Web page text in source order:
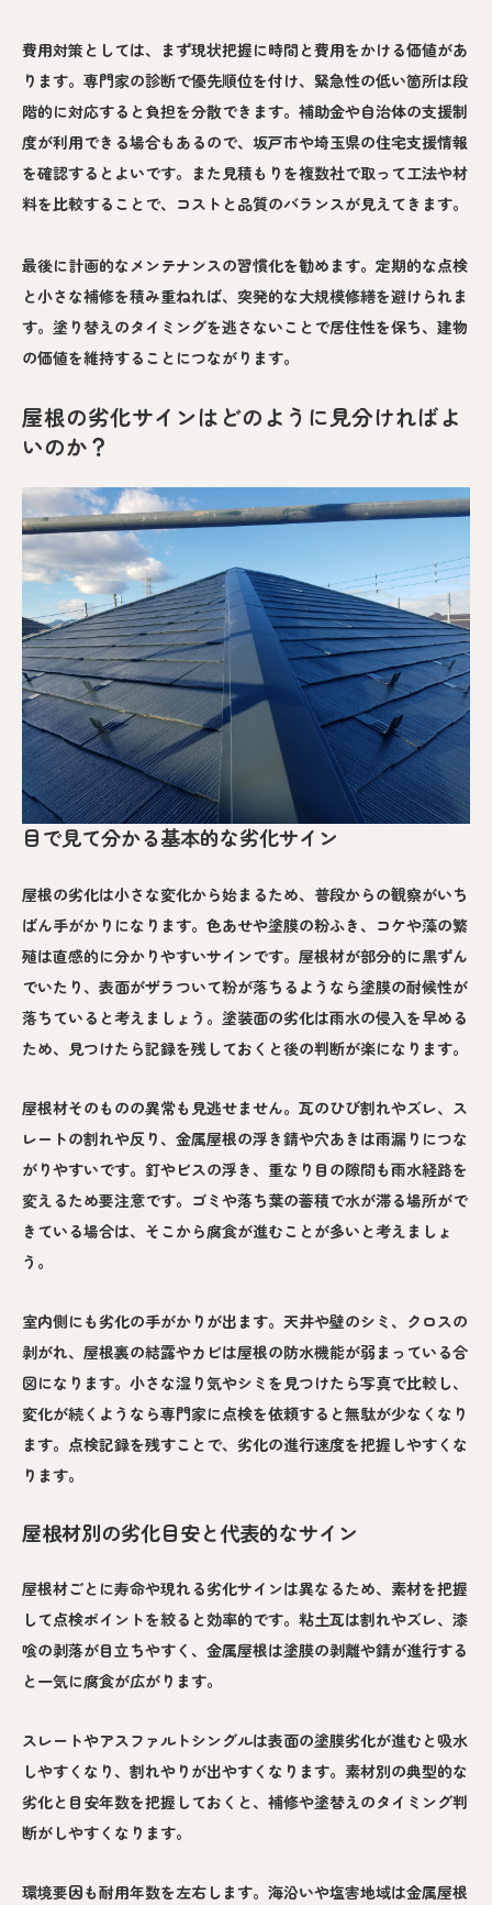
費用対策としては、まず現状把握に時間と費用をかける価値があ
ります。専門家の診断で優先順位を付け、緊急性の低い箇所は段
階的に対応すると負担を分散できます。補助金や自治体の支援制
度が利用できる場合もあるので、坂戸市や埼玉県の住宅支援情報
を確認するとよいです。また見積もりを複数社で取って工法や材
料を比較することで、コストと品質のバランスが見えてきます。
最後に計画的なメンテナンスの習慣化を勧めます。定期的な点検
と小さな補修を積み重ねれば、突発的な大規模修繕を避けられま
す。塗り替えのタイミングを逃さないことで居住性を保ち、建物
の価値を維持することにつながります。
屋根の劣化サインはどのように見分ければよ
いのか？
目で見て分かる基本的な劣化サイン
屋根の劣化は小さな変化から始まるため、普段からの観察がいち
ばん手がかりになります。色あせや塗膜の粉ふき、コケや藻の繁
殖は直感的に分かりやすいサインです。屋根材が部分的に黒ずん
でいたり、表面がザラついて粉が落ちるようなら塗膜の耐候性が
落ちていると考えましょう。塗装面の劣化は雨水の侵入を早める
ため、見つけたら記録を残しておくと後の判断が楽になります。
屋根材そのものの異常も見逃せません。瓦のひび割れやズレ、ス
レートの割れや反り、金属屋根の浮き錆や穴あきは雨漏りにつな
がりやすいです。釘やビスの浮き、重なり目の隙間も雨水経路を
変えるため要注意です。ゴミや落ち葉の蓄積で水が滞る場所がで
きている場合は、そこから腐食が進むことが多いと考えましょ
う。
室内側にも劣化の手がかりが出ます。天井や壁のシミ、クロスの
剥がれ、屋根裏の結露やカビは屋根の防水機能が弱まっている合
図になります。小さな湿り気やシミを見つけたら写真で比較し、
変化が続くようなら専門家に点検を依頼すると無駄が少なくなり
ます。点検記録を残すことで、劣化の進行速度を把握しやすくな
ります。
屋根材別の劣化目安と代表的なサイン
屋根材ごとに寿命や現れる劣化サインは異なるため、素材を把握
して点検ポイントを絞ると効率的です。粘土瓦は割れやズレ、漆
喰の剥落が目立ちやすく、金属屋根は塗膜の剥離や錆が進行する
と一気に腐食が広がります。
スレートやアスファルトシングルは表面の塗膜劣化が進むと吸水
しやすくなり、割れやりが出やすくなります。素材別の典型的な
劣化と目安年数を把握しておくと、補修や塗替えのタイミング判
断がしやすくなります。
環境要因も耐用年数を左右します。海沿いや塩害地域は金属屋根